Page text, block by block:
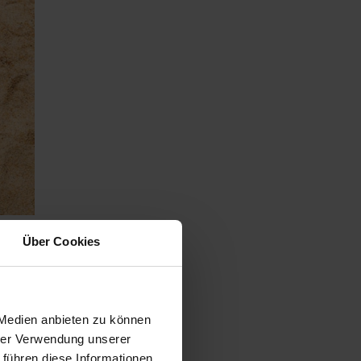
Über Cookies
anbieten zu können
Verwendung unserer
diese Informationen
Du
zu lange